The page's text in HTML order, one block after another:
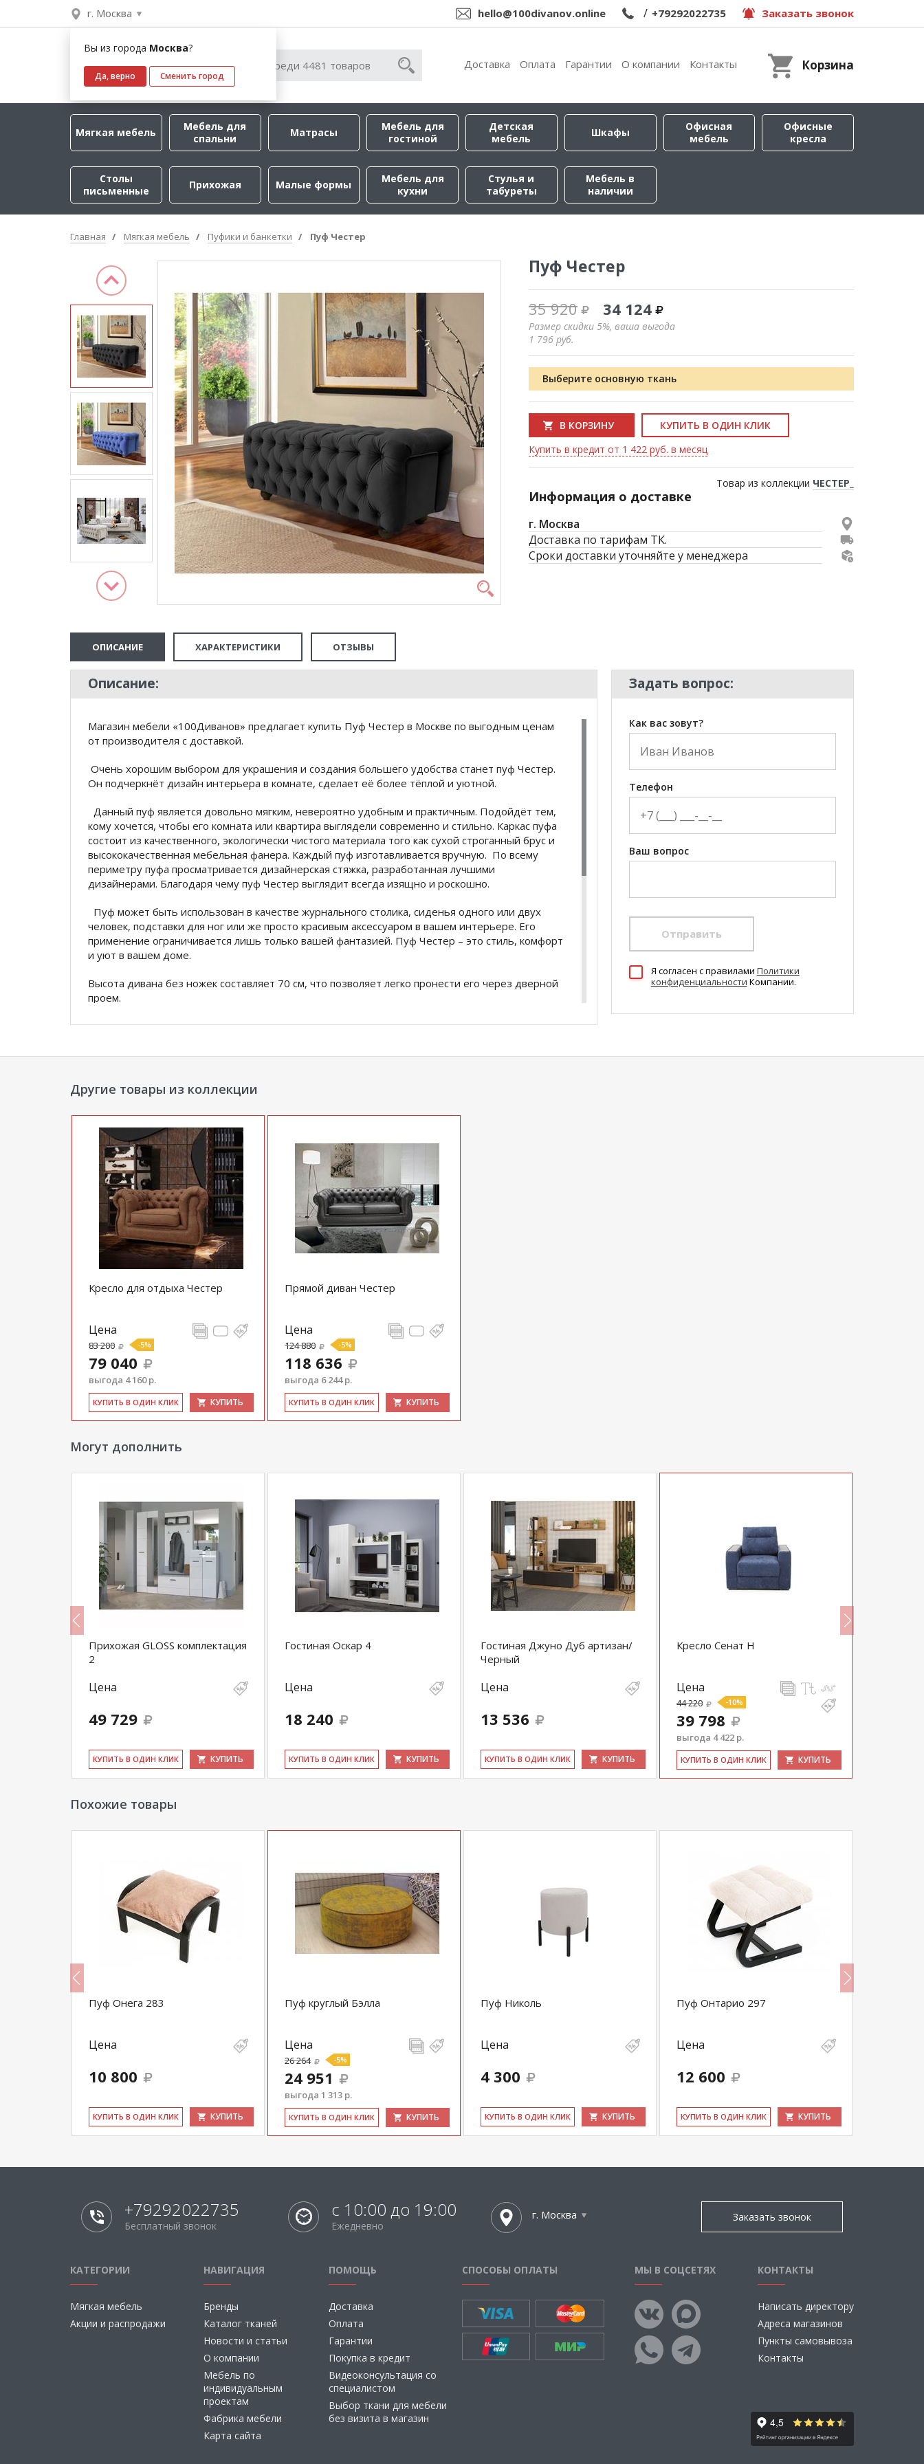
г. Москва
Вы из города Москва?
Да, верно Сменить город
hello@100divanov.online / +79292022735 Заказать звонок
Доставка Оплата Гарантии О компании Контакты Корзина
Мягкая мебель
Мебель для
спальни
Матрасы
Мебель для
гостиной
Детская
мебель
Шкафы
Офисная
мебель
Офисные
кресла
Столы
письменные
Прихожая Малые формы
Мебель для
кухни
Стулья и
табуреты
Мебель в
наличии
Главная Мягкая мебель Пуфики и банкетки Пуф Честер
Пуф Честер
35 920 34 124
Размер скидки 5%, ваша выгода
1 796 руб.
Выберите основную ткань
В КОРЗИНУ
КУПИТЬ В ОДИН КЛИК
Купить в кредит от 1 422 руб. в месяц
Товар из коллекции ЧЕСТЕР_
Информация о доставке
г. Москва
Доставка по тарифам ТК.
Сроки доставки уточняйте у менеджера
ОПИСАНИЕ ХАРАКТЕРИСТИКИ ОТЗЫВЫ
Описание:
Магазин мебели «100Диванов» предлагает купить Пуф Честер в Москве по выгодным ценам
от производителя с доставкой.
Очень хорошим выбором для украшения и создания большего удобства станет пуф Честер.
Он подчеркнёт дизайн интерьера в комнате, сделает её более тёплой и уютной.
Данный пуф является довольно мягким, невероятно удобным и практичным. Подойдёт тем,
кому хочется, чтобы его комната или квартира выглядели современно и стильно. Каркас пуфа
состоит из качественного, экологически чистого материала того как сухой строганный брус и
высококачественная мебельная фанера. Каждый пуф изготавливается вручную. По всему
периметру пуфа просматривается дизайнерская стяжка, разработанная лучшими
дизайнерами. Благодаря чему пуф Честер выглядит всегда изящно и роскошно.
Пуф может быть использован в качестве журнального столика, сиденья одного или двух
человек, подставки для ног или же просто красивым аксессуаром в вашем интерьере. Его
применение ограничивается лишь только вашей фантазией. Пуф Честер – это стиль, комфорт
и уют в вашем доме.
Высота дивана без ножек составляет 70 см, что позволяет легко пронести его через дверной
проем.
* Отделка подлокотников декоративным гвоздевым молдингом и кант на сидении из
*Дополнительную информацию о том, как купитьПуф Честер
по телефону
+79292022735.
**Цены на официальном сайте 100диванов.com действительны только для интернет-
магазинаи могут отличаться от цен в розничных магазинах-салонах сети!
Задать вопрос:
Как вас зовут?
Телефон
Ваш вопрос
Отправить
Я согласен c правилами Политики
конфиденциальности Компании.
Другие товары из коллекции
Кресло для отдыха Честер
Цена
83 200 -5%
79 040
выгода 4 160 р.
КУ­ПИТЬ В ОДИН КЛИК КУПИТЬ
Прямой диван Честер
Цена
124 880 -5%
118 636
выгода 6 244 р.
КУ­ПИТЬ В ОДИН КЛИК КУПИТЬ
Могут дополнить
Прихожая GLOSS комплектация
2
Цена
49 729
КУ­ПИТЬ В ОДИН КЛИК КУПИТЬ
Гостиная Оскар 4
Цена
18 240
КУ­ПИТЬ В ОДИН КЛИК КУПИТЬ
Гостиная Джуно Дуб артизан/
Черный
Цена
13 536
КУ­ПИТЬ В ОДИН КЛИК КУПИТЬ
Кресло Сенат Н
Цена
44 220 -10%
39 798
выгода 4 422 р.
КУ­ПИТЬ В ОДИН КЛИК КУПИТЬ
Похожие товары
Пуф Онега 283
Цена
10 800
КУ­ПИТЬ В ОДИН КЛИК КУПИТЬ
Пуф круглый Бэлла
Цена
26 264 -5%
24 951
выгода 1 313 р.
КУ­ПИТЬ В ОДИН КЛИК КУПИТЬ
Пуф Николь
Цена
4 300
КУ­ПИТЬ В ОДИН КЛИК КУПИТЬ
Пуф Онтарио 297
Цена
12 600
КУ­ПИТЬ В ОДИН КЛИК КУПИТЬ
+79292022735
Бесплатный звонок
с 10:00 до 19:00
Ежедневно
г. Москва Заказать звонок
КАТЕГОРИИ
Мягкая мебель
Акции и распродажи
НАВИГАЦИЯ
Бренды
Каталог тканей
Новости и статьи
О компании
Мебель по
индивидуальным
проектам
Фабрика мебели
Карта сайта
ПОМОЩЬ
Доставка
Оплата
Гарантии
Покупка в кредит
Видеоконсультация со
специалистом
Выбор ткани для мебели
без визита в магазин
СПОСОБЫ ОПЛАТЫ МЫ В СОЦСЕТЯХ КОНТАКТЫ
Написать директору
Адреса магазинов
Пункты самовывоза
Контакты